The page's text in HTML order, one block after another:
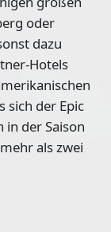
oder
dazu
Hotels
sich der Epic
in der Saison
als zwei